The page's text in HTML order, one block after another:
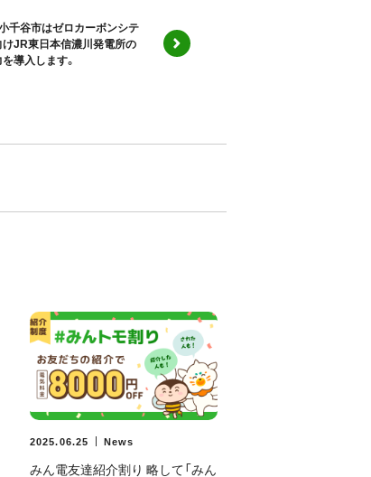
千谷市はゼロカーボンシテ
けJR東日本信濃川発電所の
導入します。
2025.06.25 News
みん電友達紹介割り 略して「みん